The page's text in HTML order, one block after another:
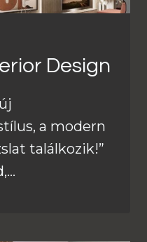
Design
a modern
találkozik!”